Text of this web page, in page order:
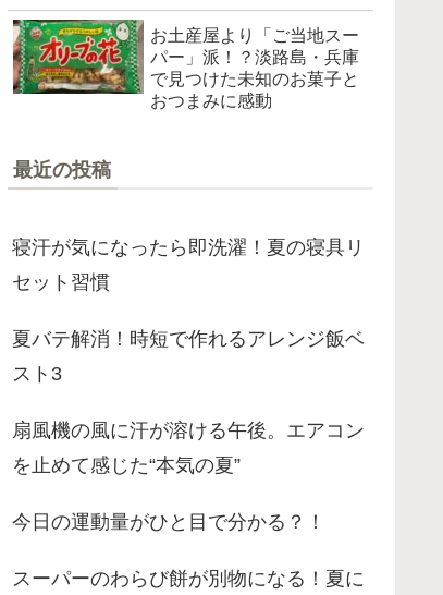
お土産屋より「ご当地スー
パー」派！？淡路島・兵庫
で見つけた未知のお菓子と
おつまみに感動
最近の投稿
寝汗が気になったら即洗濯！夏の寝具リ
セット習慣
夏バテ解消！時短で作れるアレンジ飯ベ
スト3
扇風機の風に汗が溶ける午後。エアコン
を止めて感じた“本気の夏”
今日の運動量がひと目で分かる？！
スーパーのわらび餅が別物になる！夏に